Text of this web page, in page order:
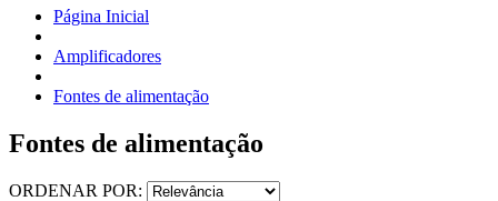
Página Inicial
Amplificadores
Fontes de alimentação
Fontes de alimentação
ORDENAR POR: